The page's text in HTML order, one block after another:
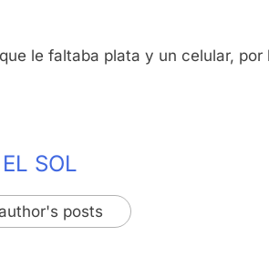
le faltaba plata y un celular,
SOL
posts